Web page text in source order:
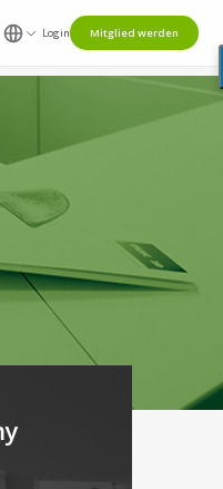
Login Mitglied werden